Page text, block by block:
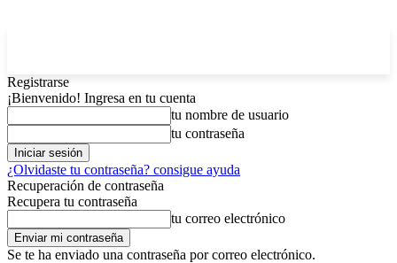
Registrarse
¡Bienvenido! Ingresa en tu cuenta
tu nombre de usuario
tu contraseña
¿Olvidaste tu contraseña? consigue ayuda
Recuperación de contraseña
Recupera tu contraseña
tu correo electrónico
Se te ha enviado una contraseña por correo electrónico.